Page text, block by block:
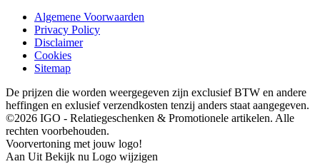
Algemene Voorwaarden
Privacy Policy
Disclaimer
Cookies
Sitemap
De prijzen die worden weergegeven zijn exclusief BTW en andere
heffingen en exlusief verzendkosten tenzij anders staat aangegeven.
©2026 IGO - Relatiegeschenken & Promotionele artikelen. Alle
rechten voorbehouden.
Voorvertoning met jouw logo!
Aan Uit Bekijk nu Logo wijzigen